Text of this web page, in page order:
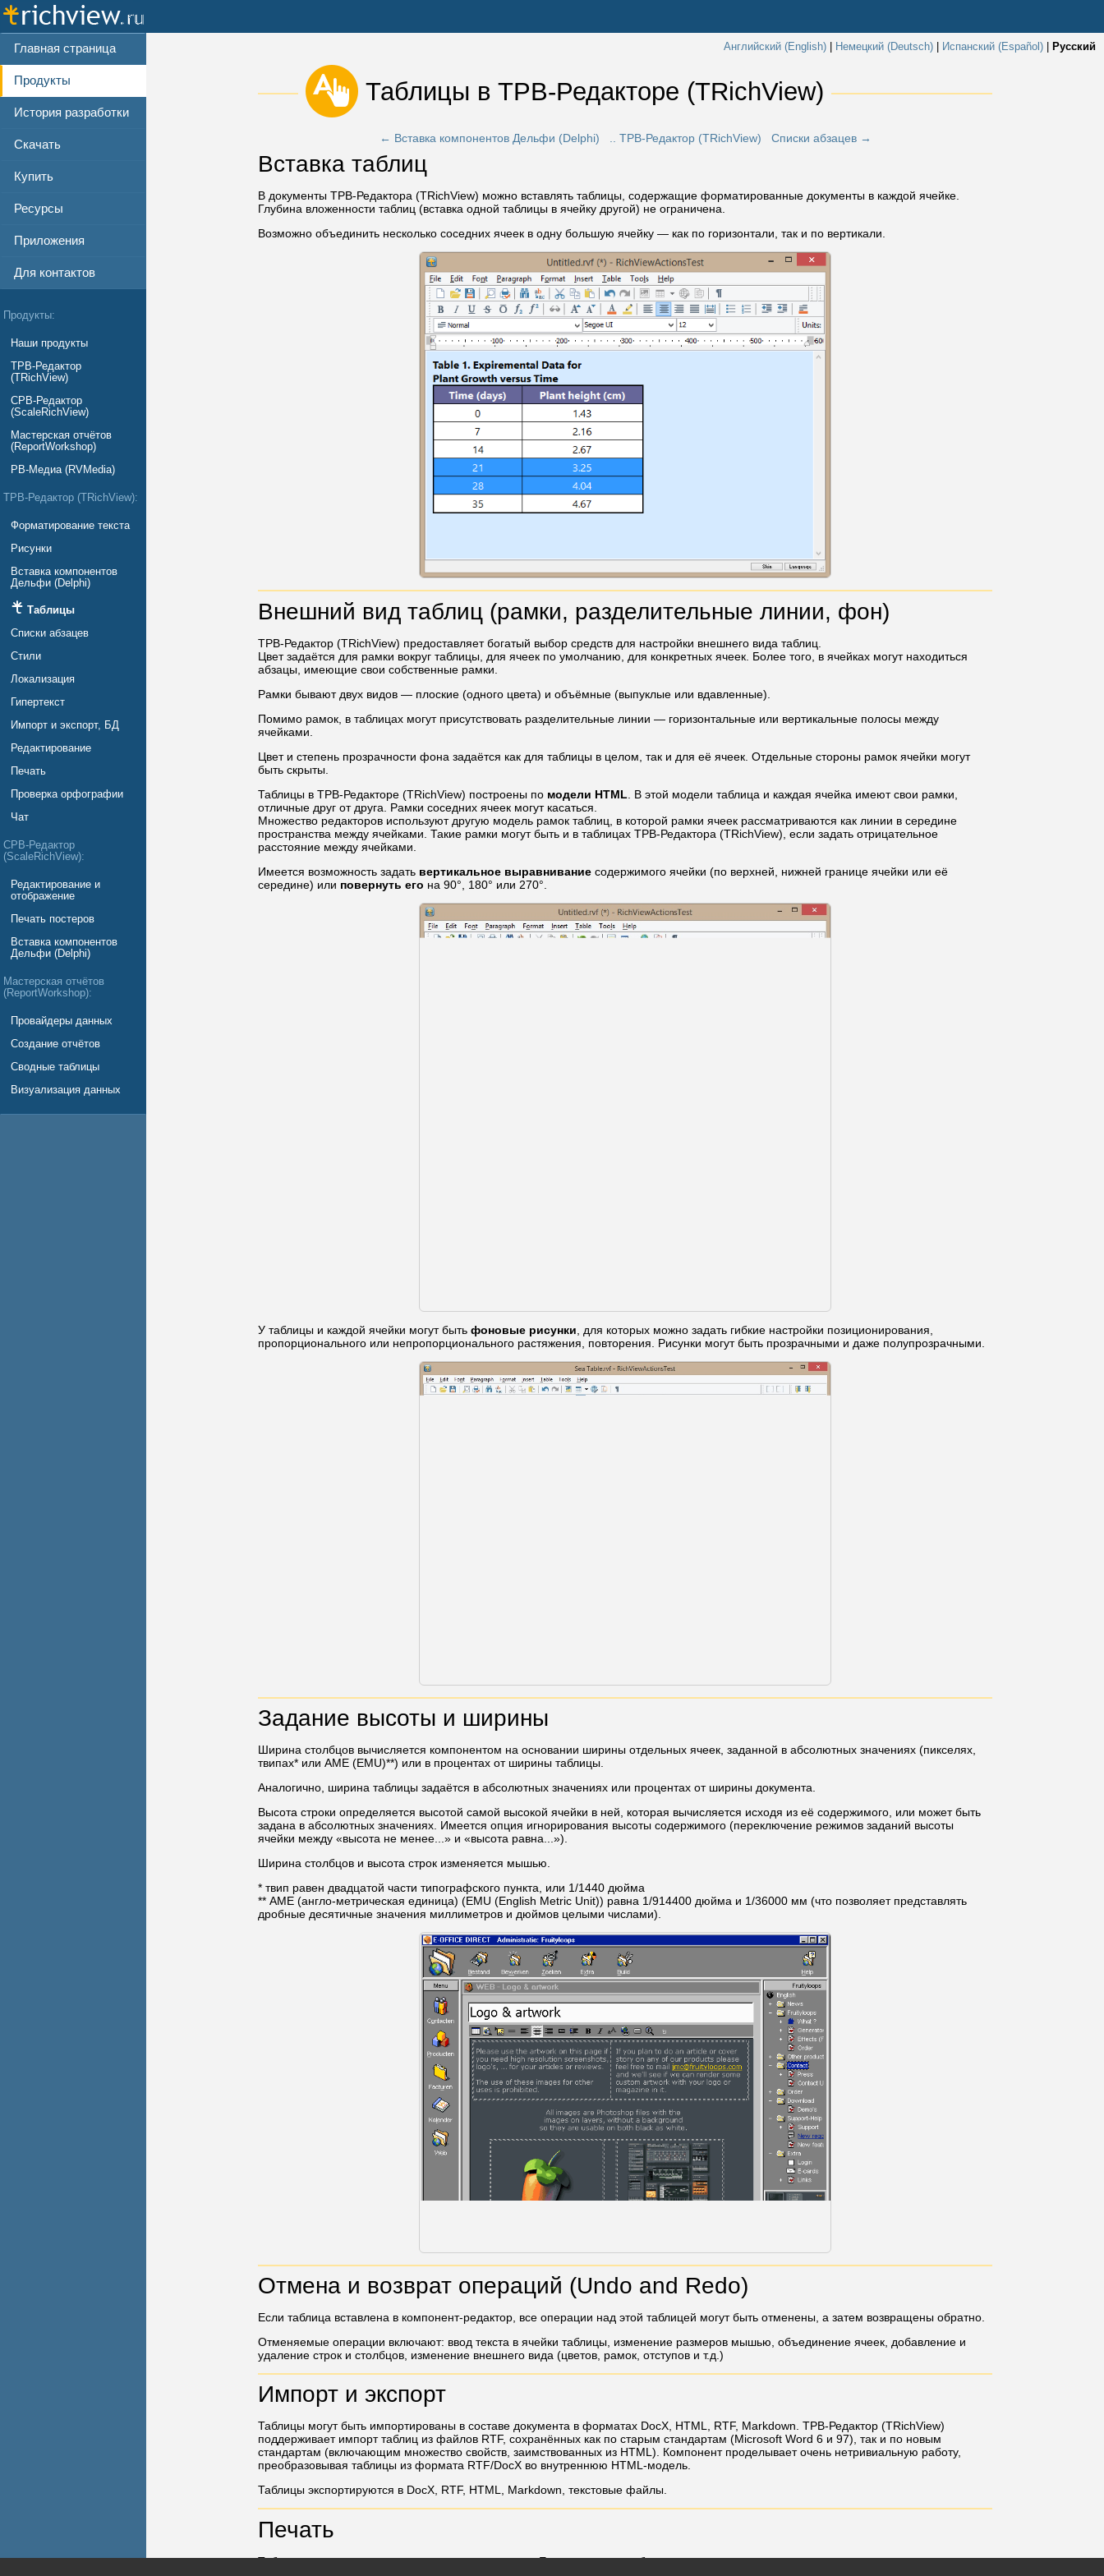
Главная страница
Продукты
История разработки
Скачать
Купить
Ресурсы
Приложения
Для контактов
Продукты:
Наши продукты
ТРВ-Редактор
(TRichView)
СРВ-Редактор
(ScaleRichView)
Мастерская отчётов
(ReportWorkshop)
РВ-Медиа (RVMedia)
ТРВ-Редактор (TRichView):
Форматирование текста
Рисунки
Вставка компонентов
Дельфи (Delphi)
Таблицы
Списки абзацев
Стили
Локализация
Гипертекст
Импорт и экспорт, БД
Редактирование
Печать
Проверка орфографии
Чат
СРВ-Редактор
(ScaleRichView):
Редактирование и
отображение
Печать постеров
Вставка компонентов
Дельфи (Delphi)
Мастерская отчётов
(ReportWorkshop):
Провайдеры данных
Создание отчётов
Сводные таблицы
Визуализация данных
Английский (English) Немецкий (Deutsch) Испанский (Español) Русский
Таблицы в ТРВ-Редакторе (TRichView)
← Вставка компонентов Дельфи (Delphi) .. ТРВ-Редактор (TRichView) Списки абзацев →
Вставка таблиц
В документы ТРВ-Редактора (TRichView) можно вставлять таблицы, содержащие форматированные документы в каждой ячейке.
Глубина вложенности таблиц (вставка одной таблицы в ячейку другой) не ограничена.
Возможно объединить несколько соседних ячеек в одну большую ячейку — как по горизонтали, так и по вертикали.
Внешний вид таблиц (рамки, разделительные линии, фон)
ТРВ-Редактор (TRichView) предоставляет богатый выбор средств для настройки внешнего вида таблиц.
Цвет задаётся для рамки вокруг таблицы, для ячеек по умолчанию, для конкретных ячеек. Более того, в ячейках могут находиться
абзацы, имеющие свои собственные рамки.
Рамки бывают двух видов — плоские (одного цвета) и объёмные (выпуклые или вдавленные).
Помимо рамок, в таблицах могут присутствовать разделительные линии — горизонтальные или вертикальные полосы между
ячейками.
Цвет и степень прозрачности фона задаётся как для таблицы в целом, так и для её ячеек. Отдельные стороны рамок ячейки могут
быть скрыты.
Таблицы в ТРВ-Редакторе (TRichView) построены по модели HTML . В этой модели таблица и каждая ячейка имеют свои рамки,
отличные друг от друга. Рамки соседних ячеек могут касаться.
Множество редакторов используют другую модель рамок таблиц, в которой рамки ячеек рассматриваются как линии в середине
пространства между ячейками. Такие рамки могут быть и в таблицах ТРВ-Редактора (TRichView), если задать отрицательное
расстояние между ячейками.
Имеется возможность задать вертикальное выравнивание содержимого ячейки (по верхней, нижней границе ячейки или её
середине) или повернуть его на 90°, 180° или 270°.
У таблицы и каждой ячейки могут быть фоновые рисунки, для которых можно задать гибкие настройки позиционирования,
пропорционального или непропорционального растяжения, повторения. Рисунки могут быть прозрачными и даже полупрозрачными.
Задание высоты и ширины
Ширина столбцов вычисляется компонентом на основании ширины отдельных ячеек, заданной в абсолютных значениях (пикселях,
твипах* или АМЕ (EMU)**) или в процентах от ширины таблицы.
Аналогично, ширина таблицы задаётся в абсолютных значениях или процентах от ширины документа.
Высота строки определяется высотой самой высокой ячейки в ней, которая вычисляется исходя из её содержимого, или может быть
задана в абсолютных значениях. Имеется опция игнорирования высоты содержимого (переключение режимов заданий высоты
ячейки между «высота не менее...» и «высота равна...»).
Ширина столбцов и высота строк изменяется мышью.
* твип равен двадцатой части типографского пункта, или 1/1440 дюйма
** АМЕ (англо-метрическая единица) (EMU (English Metric Unit)) равна 1/914400 дюйма и 1/36000 мм (что позволяет представлять
дробные десятичные значения миллиметров и дюймов целыми числами).
Отмена и возврат операций (Undo and Redo)
Если таблица вставлена в компонент-редактор, все операции над этой таблицей могут быть отменены, а затем возвращены обратно.
Отменяемые операции включают: ввод текста в ячейки таблицы, изменение размеров мышью, объединение ячеек, добавление и
удаление строк и столбцов, изменение внешнего вида (цветов, рамок, отступов и т.д.)
Импорт и экспорт
Таблицы могут быть импортированы в составе документа в форматах DocX, HTML, RTF, Markdown. ТРВ-Редактор (TRichView)
поддерживает импорт таблиц из файлов RTF, сохранённых как по старым стандартам (Microsoft Word 6 и 97), так и по новым
стандартам (включающим множество свойств, заимствованных из HTML). Компонент проделывает очень нетривиальную работу,
преобразовывая таблицы из формата RTF/DocX во внутреннюю HTML-модель.
Таблицы экспортируются в DocX, RTF, HTML, Markdown, текстовые файлы.
Печать
Таблицы выводятся на печать как часть документа. Если некоторая таблица не помещается на одну страницу, она печатается на